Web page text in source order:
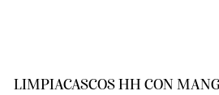
LIMPIACASCOS HH CON